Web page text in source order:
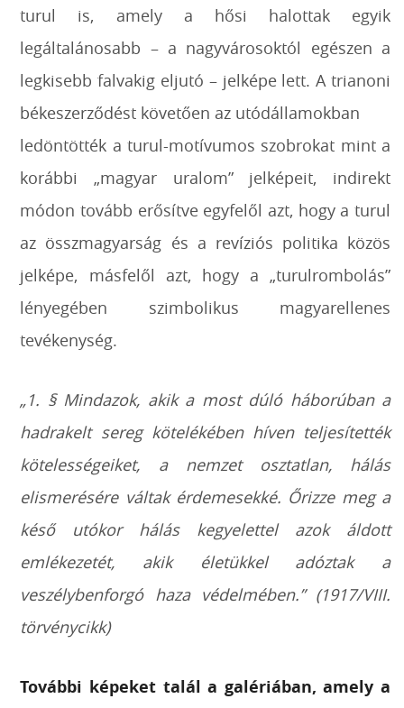
turul is, amely a hősi halottak egyik
legáltalánosabb – a nagyvárosoktól egészen a
legkisebb falvakig eljutó – jelképe lett. A trianoni
békeszerződést követően az utódállamokban
ledöntötték a turul-motívumos szobrokat mint a
korábbi „magyar uralom” jelképeit, indirekt
módon tovább erősítve egyfelől azt, hogy a turul
az összmagyarság és a revíziós politika közös
jelképe, másfelől azt, hogy a „turulrombolás”
lényegében szimbolikus magyarellenes
tevékenység.
„1. § Mindazok, akik a most dúló háborúban a
hadrakelt sereg kötelékében híven teljesítették
kötelességeiket, a nemzet osztatlan, hálás
elismerésére váltak érdemesekké. Őrizze meg a
késő utókor hálás kegyelettel azok áldott
emlékezetét, akik életükkel adóztak a
veszélybenforgó haza védelmében.” (1917/VIII.
törvénycikk)
További képeket talál a galériában, amely a